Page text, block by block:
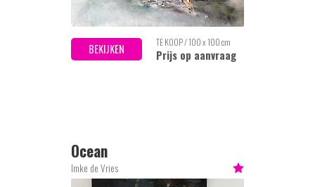
BEKIJKEN TE KOOP / 100 x 100 cm
Prijs op aanvraag
Ocean
Imke de Vries